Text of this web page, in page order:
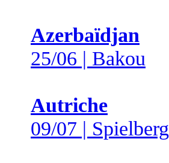
Azerbaïdjan
25/06 | Bakou
Autriche
09/07 | Spielberg